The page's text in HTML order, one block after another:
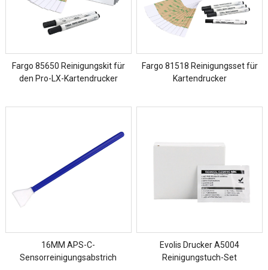
Fargo 85650 Reinigungskit für
den Pro-LX-Kartendrucker
Fargo 81518 Reinigungsset für
Kartendrucker
16MM APS-C-
Sensorreinigungsabstrich
Evolis Drucker A5004
Reinigungstuch-Set